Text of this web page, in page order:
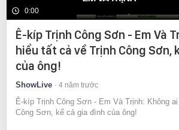
0:00
Ê-kíp Trịnh Công Sơn - Em Và
hiểu tất cả về Trịnh Công Sơn,
của ông!
ShowLive 4 năm trước
Ê-kíp Trịnh Công Sơn - Em Và Trịnh: Không
Công Sơn, kể cả gia đình của ông!